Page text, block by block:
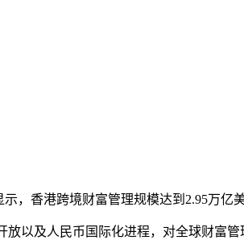
，香港跨境财富管理规模达到2.95万亿
以及人民币国际化进程，对全球财富管